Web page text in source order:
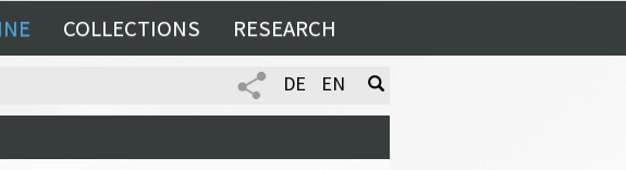
COLLECTIONS RESEARCH
DE EN